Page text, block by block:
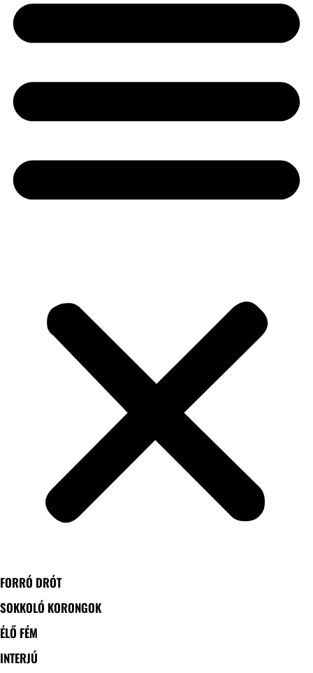
FORRÓ DRÓT
SOKKOLÓ KORONGOK
ÉLŐ FÉM
INTERJÚ